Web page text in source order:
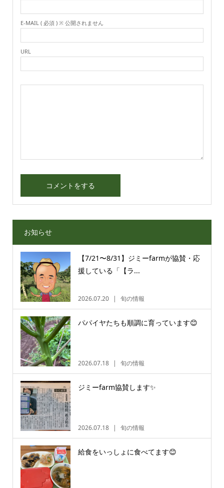
E-MAIL ( 必須 ) ※ 公開されません
URL
お知らせ
【7/21〜8/31】ジミーfarmが協賛・応
援している「【ラ...
2026.07.20 旬の情報
パパイヤたちも順調に育っています😊
2026.07.18 旬の情報
ジミーfarm協賛します✨
2026.07.18 旬の情報
給食をいっしょに食べてます😊